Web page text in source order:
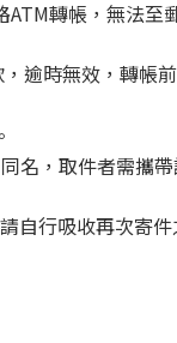
ATM轉帳，無法
逾時無效，轉帳
名 ， 取件者需攜
自行吸收再次寄